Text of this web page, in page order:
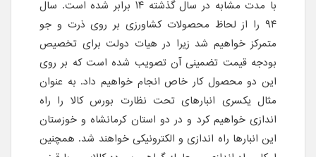
با مدت مشابه در سال گذشته ۱۴ برابر شده است. سال
۹۴ را از لحاظ محصولات کشاورزی بر روی ذرت و جو
متمرکز خواهیم شد زیرا در هیات دولت برای تخصیص
بودجه قیمت تضمینی آن تصویب شده است که بر روی
این دو محصول کار خاص انجام خواهیم داد. به عنوان
مثال یکسری انبارهای تحت نظارت بورس کالا را راه
اندازی خواهیم کرد و در دو استان کرمانشاه و خوزستان
این انبار‌ها راه اندازی و الکترونیکی خواهند شد. همچنین